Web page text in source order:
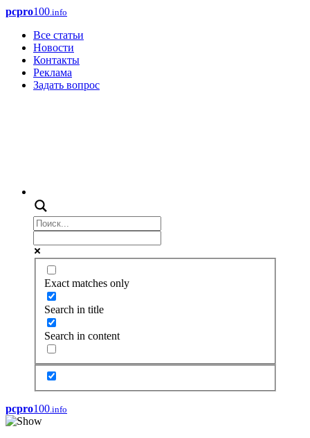
pcpro100.info
Все статьи
Новости
Контакты
Реклама
Задать вопрос
Exact matches only
Search in title
Search in content
pcpro100.info